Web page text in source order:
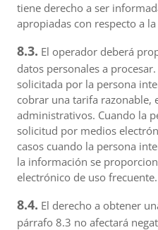
tiene derecho a ser
apropiadas con respecto a
8.3. El operador deberá
datos personales a
solicitada por la persona
cobrar una tarifa razonable,
administrativos. Cuando la
solicitud por medios
casos cuando la persona
la información se
electrónico de uso frecuente.
8.4. El derecho a obtener
párrafo 8.3 no afectará